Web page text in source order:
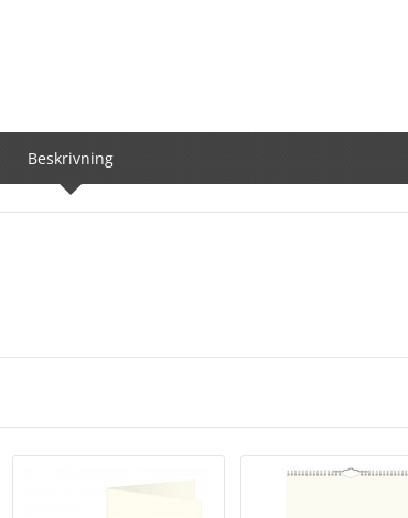
Beskrivning